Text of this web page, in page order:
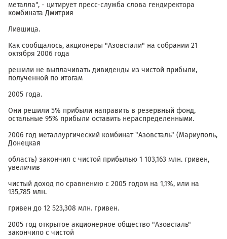
металла", - цитирует пресс-служба слова гендиректора
комбината Дмитрия
Лившица.
Как сообщалось, акционеры "Азовстали" на собрании 21
октября 2006 года
решили не выплачивать дивиденды из чистой прибыли,
полученной по итогам
2005 года.
Они решили 5% прибыли направить в резервный фонд,
остальные 95% прибыли оставить нераспределенными.
2006 год металлургический комбинат "Азовсталь" (Мариуполь,
Донецкая
область) закончил с чистой прибылью 1 103,163 млн. гривен,
увеличив
чистый доход по сравнению с 2005 годом на 1,1%, или на
135,785 млн.
гривен до 12 523,308 млн. гривен.
2005 год открытое акционерное общество "Азовсталь"
закончило с чистой